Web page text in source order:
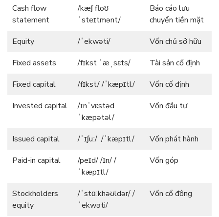
Cash flow
statement
/kæʃ floʊ
ˈsteɪtmənt/
Báo cáo lưu
chuyển tiền mặt
Equity
/ˈekwəti/
Vốn chủ sở hữu
Fixed assets
/fɪkst ˈæˌsɛts/
Tài sản cố định
Fixed capital
/fɪkst/ /ˈkæpɪtl/
Vốn cố định
Invested capital
/ɪnˈvɛstəd
ˈkæpətəl/
Vốn đầu tư
Issued capital /ˈɪʃuː/ /ˈkæpɪtl/
Vốn phát hành
Paid-in capital
/peɪd/ /ɪn/ /
ˈkæpɪtl/
Vốn góp
Stockholders
equity
/ˈstɑːkhəʊldər/ /
ˈekwəti/
Vốn cổ đông